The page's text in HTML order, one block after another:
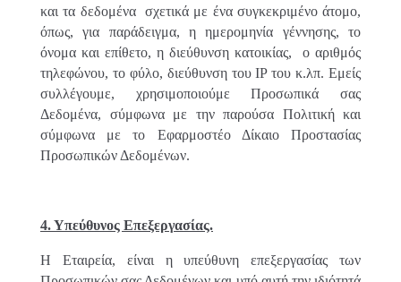
και τα δεδομένα σχετικά με ένα συγκεκριμένο άτομο,
όπως, για παράδειγμα, η ημερομηνία γέννησης, το
όνομα και επίθετο, η διεύθυνση κατοικίας, ο αριθμός
τηλεφώνου, το φύλο, διεύθυνση του IP του κ.λπ. Εμείς
συλλέγουμε, χρησιμοποιούμε Προσωπικά σας
Δεδομένα, σύμφωνα με την παρούσα Πολιτική και
σύμφωνα με το Εφαρμοστέο Δίκαιο Προστασίας
Προσωπικών Δεδομένων.
4. Υπεύθυνος Επεξεργασίας.
Η Εταιρεία, είναι η υπεύθυνη επεξεργασίας των